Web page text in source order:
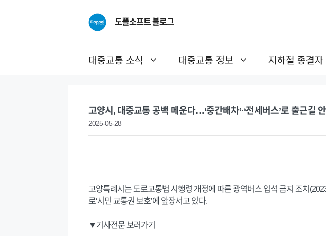
도플소프트 블로그
대중교통 소식 대중교통 정보 지하철 종결자
고양시, 대중교통 공백 메운다…‘중간배차’·‘전세버스’로 출근길
2025-05-28
고양특례시는 도로교통법 시행령 개정에 따른 광역버스 입석 금지 조치
로‘시민 교통권 보호’에 앞장서고 있다.
▼기사전문 보러가기